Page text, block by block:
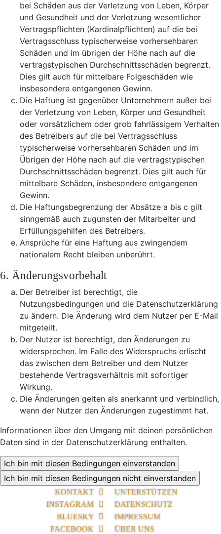
bei Schäden aus der Verletzung von Leben, Körper
und Gesundheit und der Verletzung wesentlicher
Vertragspflichten (Kardinalpflichten) auf die bei
Vertragsschluss typischerweise vorhersehbaren
Schäden und im übrigen der Höhe nach auf die
vertragstypischen Durchschnittsschäden begrenzt.
Dies gilt auch für mittelbare Folgeschäden wie
insbesondere entgangenen Gewinn.
Die Haftung ist gegenüber Unternehmern außer bei
der Verletzung von Leben, Körper und Gesundheit
oder vorsätzlichem oder grob fahrlässigem Verhalten
des Betreibers auf die bei Vertragsschluss
typischerweise vorhersehbaren Schäden und im
Übrigen der Höhe nach auf die vertragstypischen
Durchschnittsschäden begrenzt. Dies gilt auch für
mittelbare Schäden, insbesondere entgangenen
Gewinn.
Die Haftungsbegrenzung der Absätze a bis c gilt
sinngemäß auch zugunsten der Mitarbeiter und
Erfüllungsgehilfen des Betreibers.
Ansprüche für eine Haftung aus zwingendem
nationalem Recht bleiben unberührt.
6. Änderungsvorbehalt
Der Betreiber ist berechtigt, die
Nutzungsbedingungen und die Datenschutzerklärung
zu ändern. Die Änderung wird dem Nutzer per E-Mail
mitgeteilt.
Der Nutzer ist berechtigt, den Änderungen zu
widersprechen. Im Falle des Widerspruchs erlischt
das zwischen dem Betreiber und dem Nutzer
bestehende Vertragsverhältnis mit sofortiger
Wirkung.
Die Änderungen gelten als anerkannt und verbindlich,
wenn der Nutzer den Änderungen zugestimmt hat.
Informationen über den Umgang mit deinen persönlichen
Daten sind in der Datenschutzerklärung enthalten.
KONTAKT
INSTAGRAM
BLUESKY
FACEBOOK
UNTERSTÜTZEN
DATENSCHUTZ
IMPRESSUM
ÜBER UNS